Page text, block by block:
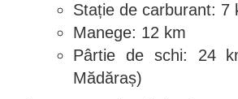
Stație de carburant: 7
Manege: 12 km
Pârtie de schi: 24
Mădăraș)